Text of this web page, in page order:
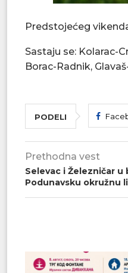
Predstojećeg
Sastaju se: Kolarac-
Borac-Radnik,
PODELI
Prethodna vest
Selevac i Železničar u
Podunavsku okružnu